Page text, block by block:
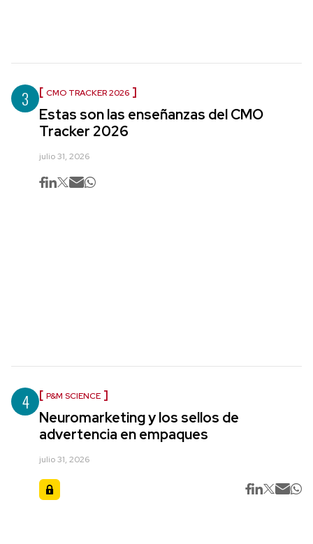
3 CMO TRACKER 2026
Estas son las enseñanzas del CMO
Tracker 2026
julio 31, 2026
4 P&M SCIENCE
Neuromarketing y los sellos de
advertencia en empaques
julio 31, 2026